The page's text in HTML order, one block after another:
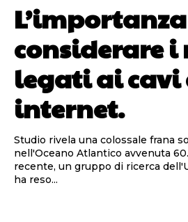
considerare i
legati ai cavi
internet.
Studio rivela una colossale frana
nell'Oceano Atlantico avvenuta
recente, un gruppo di ricerca
ha reso...